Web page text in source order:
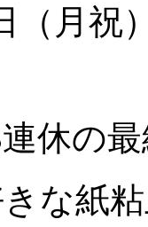
20日
休の
な紙